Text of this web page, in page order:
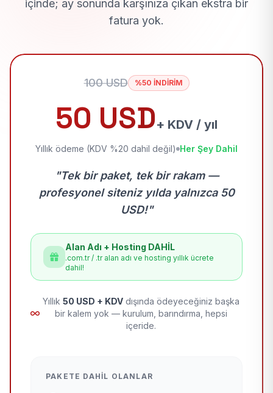
içinde; ay sonunda karşınıza çıkan ekstra bir
fatura yok.
100 USD %50 İNDİRİM
50 USD+ KDV / yıl
Yıllık ödeme (KDV %20 dahil değil) Her Şey Dahil
"Tek bir paket, tek bir rakam —
profesyonel siteniz yılda yalnızca 50
USD!"
Alan Adı + Hosting DAHİL
.com.tr / .tr alan adı ve hosting yıllık ücrete
dahil!
Yıllık 50 USD + KDV dışında ödeyeceğiniz başka
bir kalem yok — kurulum, barındırma, hepsi
içeride.
PAKETE DAHIL OLANLAR